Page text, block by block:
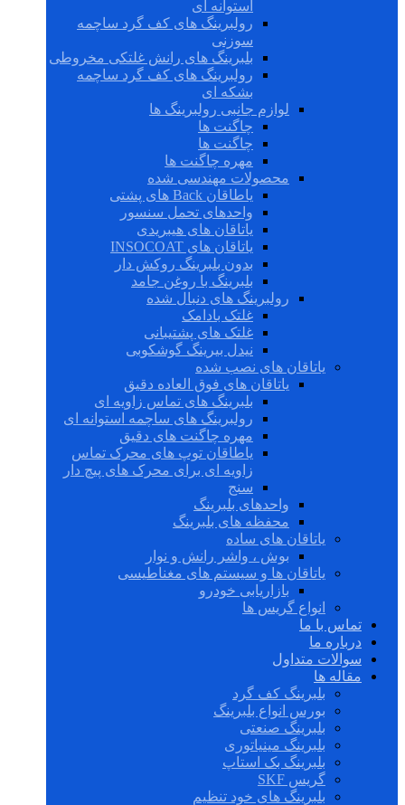
استوانه ای
رولبرینگ های کف گرد ساچمه
سوزنی
بلبرینگ های رانش غلتکی مخروطی
رولبرینگ های کف گرد ساچمه
بشکه ای
لوازم جانبی رولبرینگ ها
چاگنت ها
چاگنت ها
مهره چاگنت ها
محصولات مهندسی شده
یاطاقان Back های پشتی
واحدهای تحمل سنسور
یاتاقان های هیبریدی
یاتاقان های INSOCOAT
بدون بلبرینگ روکش دار
بلبرینگ با روغن جامد
رولبرینگ های دنبال شده
غلتک بادامک
غلتک های پشتیبانی
نیدل بیرینگ گوشکوبی
یاتاقان های نصب شده
یاتاقان های فوق العاده دقیق
بلبرینگ های تماس زاویه ای
رولبرینگ های ساچمه استوانه ای
مهره چاگنت های دقیق
یاطاقان توپ های محرک تماس
زاویه ای برای محرک های پیچ دار
سنج
واحدهای بلبرینگ
محفظه های بلبرینگ
یاتاقان های ساده
بوش ، واشر رانش و نوار
یاتاقان ها و سیستم های مغناطیسی
بازاریابی خودرو
انواع گریس ها
تماس با ما
درباره ما
سوالات متداول
مقاله ها
بلبرینگ کف گرد
بورس انواع بلبرینگ
بلبرینگ صنعتی
بلبرینگ مینیاتوری
بلبرینگ بک استاپ
گریس SKF
بلبرینگ های خود تنظیم